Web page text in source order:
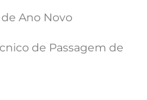
Ano Novo
de Passagem de